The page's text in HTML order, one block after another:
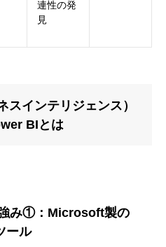
連性の発
見
スインテリジェンス）
BIとは
み①：Microsoft製の
ール